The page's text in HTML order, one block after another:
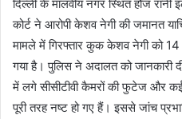
दिल्ली के मालवीय नगर स्थित हौज
कोर्ट ने आरोपी केशव नेगी की जमानत
मामले में गिरफ्तार कुक केशव नेगी को 14
गया है। पुलिस ने अदालत को जानकारी
में लगे सीसीटीवी कैमरों की फुटेज और कई
पूरी तरह नष्ट हो गए हैं। इससे जांच